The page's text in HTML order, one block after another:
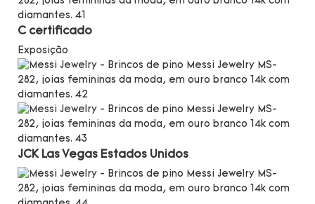
C certificado
Exposição
JCK Las Vegas Estados Unidos